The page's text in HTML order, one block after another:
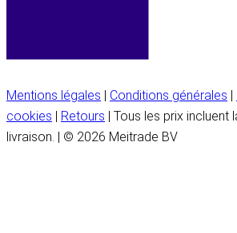
Mentions légales | Conditions générales |
cookies | Retours | Tous les prix incluent
livraison. | © 2026 Meitrade BV